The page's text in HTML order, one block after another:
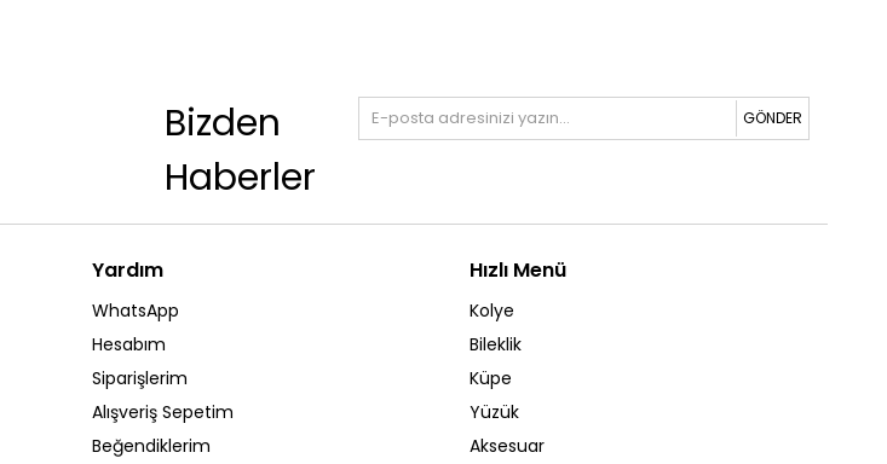
Bizden
Haberler
GÖNDER
Yardım
WhatsApp
Hesabım
Siparişlerim
Alışveriş Sepetim
Beğendiklerim
Hızlı Menü
Kolye
Bileklik
Küpe
Yüzük
Aksesuar